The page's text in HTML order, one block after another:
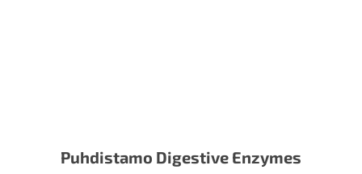
Puhdistamo Digestive Enzymes